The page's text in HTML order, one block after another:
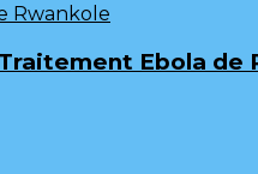
Ebola de